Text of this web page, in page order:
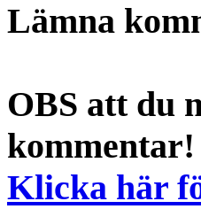
Lämna
OBS att du
kommentar!
Klicka här